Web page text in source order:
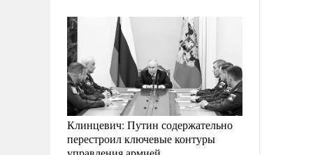
Клинцевич: Путин содержательно
перестроил ключевые контуры